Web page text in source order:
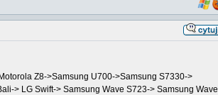
Z8->Samsung U700->Samsung S7330->
> LG Swift-> Samsung Wave S723-> Samsung Wave